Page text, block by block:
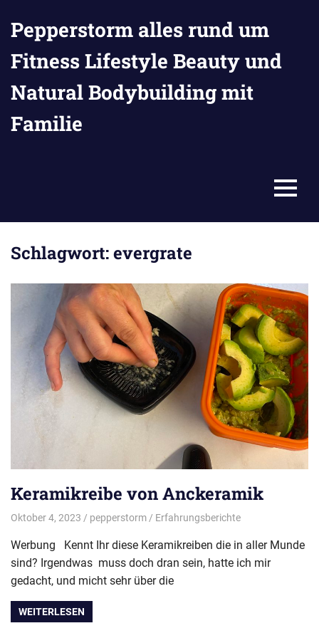
Inhalt
springen
Pepperstorm alles rund um
Fitness Lifestyle Beauty und
Natural Bodybuilding mit
Familie
MENU
Schlagwort:evergrate
Keramikreibe von Anckeramik
Oktober 4, 2023 pepperstorm Erfahrungsberichte
Werbung Kennt Ihr diese Keramikreiben die in aller Munde
sind? Irgendwas muss doch dran sein, hatte ich mir
gedacht, und micht sehr über die
WEITERLESEN